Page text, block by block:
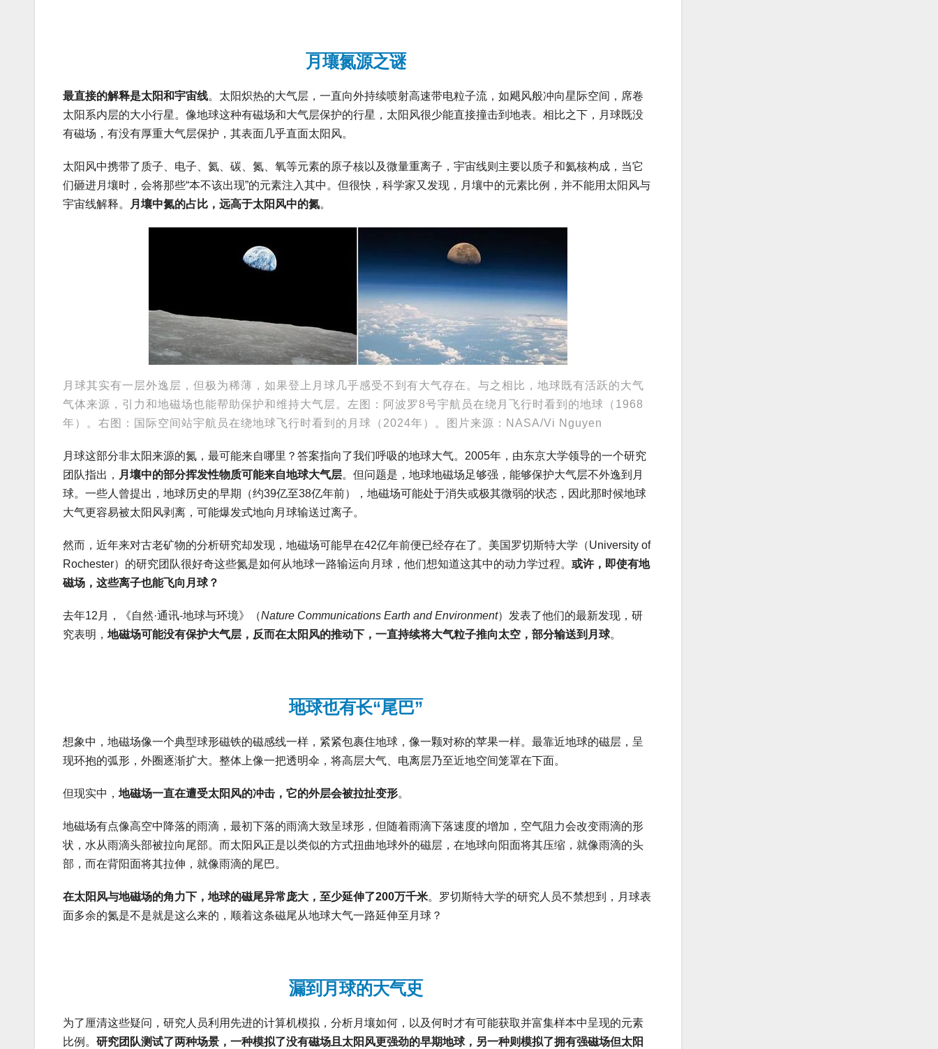
月壤氮源之谜
最直接的解释是太阳和宇宙线。太阳炽热的大气层，一直向外持续喷射高速带电粒子流，如飓风般冲向星际空间，席卷
太阳系内层的大小行星。像地球这种有磁场和大气层保护的行星，太阳风很少能直接撞击到地表。相比之下，月球既没
有磁场，有没有厚重大气层保护，其表面几乎直面太阳风。
太阳风中携带了质子、电子、氦、碳、氮、氧等元素的原子核以及微量重离子，宇宙线则主要以质子和氦核构成，当它
们砸进月壤时，会将那些“本不该出现”的元素注入其中。但很快，科学家又发现，月壤中的元素比例，并不能用太阳风与
宇宙线解释。
月壤中氮的占比，远高于太阳风中的氮。
月球其实有一层外逸层，但极为稀薄，如果登上月球几乎感受不到有大气存在。与之相比，地球既有活跃的大气
气体来源，引力和地磁场也能帮助保护和维持大气层。左图：阿波罗8号宇航员在绕月飞行时看到的地球（1968
年）。右图：国际空间站宇航员在绕地球飞行时看到的月球（2024年）。图片来源：NASA/Vi Nguyen
月球这部分非太阳来源的氮，最可能来自哪里？答案指向了我们呼吸的地球大气。2005年，由东京大学领导的一个研究
团队指出， 月壤中的部分挥发性物质可能来自地球大气层。但问题是，地球地磁场足够强，能够保护大气层不外逸到月
球。一些人曾提出，地球历史的早期（约39亿至38亿年前），地磁场可能处于消失或极其微弱的状态，因此那时候地球
大气更容易被太阳风剥离，可能爆发式地向月球输送过离子。
然而，近年来对古老矿物的分析研究却发现，地磁场可能早在42亿年前便已经存在了。美国罗切斯特大学（University of
Rochester）的研究团队很好奇这些氮是如何从地球一路输运向月球，他们想知道这其中的动力学过程。 或许，即使有地
磁场，这些离子也能飞向月球？
去年12月，《自然·通讯-地球与环境》（Nature Communications Earth and Environment）发表了他们的最新发现，研
究表明， 地磁场可能没有保护大气层，反而在太阳风的推动下，一直持续将大气粒子推向太空，部分输送到月球。
地球也有长“尾巴”
想象中，地磁场像一个典型球形磁铁的磁感线一样，紧紧包裹住地球，像一颗对称的苹果一样。最靠近地球的磁层，呈
现环抱的弧形，外圈逐渐扩大。整体上像一把透明伞，将高层大气、电离层乃至近地空间笼罩在下面。
但现实中， 地磁场一直在遭受太阳风的冲击，它的外层会被拉扯变形。
地磁场有点像高空中降落的雨滴，最初下落的雨滴大致呈球形，但随着雨滴下落速度的增加，空气阻力会改变雨滴的形
状，水从雨滴头部被拉向尾部。而太阳风正是以类似的方式扭曲地球外的磁层，在地球向阳面将其压缩，就像雨滴的头
部，而在背阳面将其拉伸，就像雨滴的尾巴。
在太阳风与地磁场的角力下，地球的磁尾异常庞大，至少延伸了200万千米。罗切斯特大学的研究人员不禁想到，月球表
面多余的氮是不是就是这么来的，顺着这条磁尾从地球大气一路延伸至月球？
漏到月球的大气史
为了厘清这些疑问，研究人员利用先进的计算机模拟，分析月壤如何，以及何时才有可能获取并富集样本中呈现的元素
比例。 研究团队测试了两种场景，一种模拟了没有磁场且太阳风更强劲的早期地球，另一种则模拟了拥有强磁场但太阳